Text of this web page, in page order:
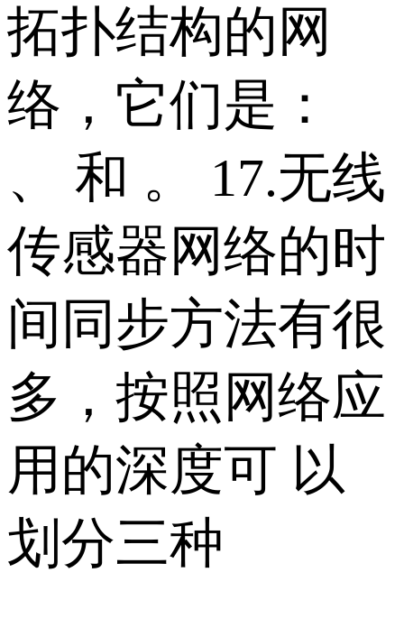
拓扑结构的网
络，它们是：
、 和 。 17.无线
传感器网络的时
间同步方法有很
多，按照网络应
用的深度可 以
划分三种